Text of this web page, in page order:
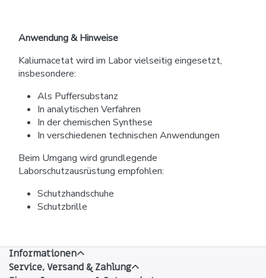
Anwendung & Hinweise
Kaliumacetat wird im Labor vielseitig eingesetzt,
insbesondere:
Als Puffersubstanz
In analytischen Verfahren
In der chemischen Synthese
In verschiedenen technischen Anwendungen
Beim Umgang wird grundlegende
Laborschutzausrüstung empfohlen:
Schutzhandschuhe
Schutzbrille
Informationen
Service, Versand & Zahlung